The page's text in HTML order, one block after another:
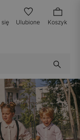
się Ulubione Koszyk